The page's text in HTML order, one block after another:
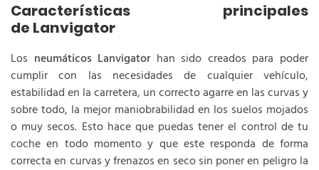
Características principales
de Lanvigator
Los neumáticos Lanvigator han sido creados para poder
cumplir con las necesidades de cualquier vehículo,
estabilidad en la carretera, un correcto agarre en las curvas y
sobre todo, la mejor maniobrabilidad en los suelos mojados
o muy secos. Esto hace que puedas tener el control de tu
coche en todo momento y que este responda de forma
correcta en curvas y frenazos en seco sin poner en peligro la